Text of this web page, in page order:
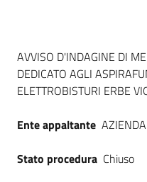
Piattaforme
telematiche
Dati del bando
AVVISO D'INDAGINE DI
DEDICATO AGLI
ELETTROBISTURI ERBE
Ente appaltante
Stato procedura Chiuso